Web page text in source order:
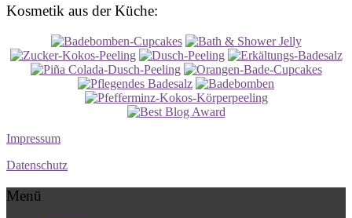
Kosmetik aus der Küche:
Impressum
Datenschutz
Menü